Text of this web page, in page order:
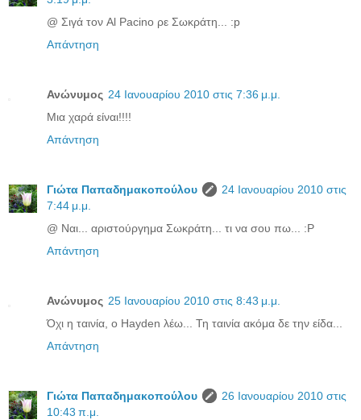
@ Σιγά τον Al Pacino ρε Σωκράτη... :p
Απάντηση
Ανώνυμος 24 Ιανουαρίου 2010 στις 7:36 μ.μ.
Μια χαρά είναι!!!!
Απάντηση
Γιώτα Παπαδημακοπούλου
24 Ιανουαρίου 2010 στις
7:44 μ.μ.
@ Ναι... αριστούργημα Σωκράτη... τι να σου πω... :P
Απάντηση
Ανώνυμος 25 Ιανουαρίου 2010 στις 8:43 μ.μ.
Όχι η ταινία, ο Hayden λέω... Τη ταινία ακόμα δε την είδα...
Απάντηση
Γιώτα Παπαδημακοπούλου
26 Ιανουαρίου 2010 στις
10:43 π.μ.